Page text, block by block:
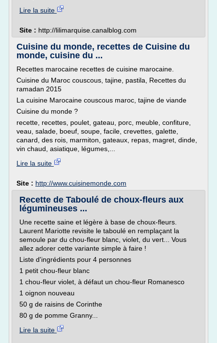
Lire la suite
Site : http://lilimarquise.canalblog.com
Cuisine du monde, recettes de Cuisine du
monde, cuisine du ...
Recettes marocaine recettes de cuisine marocaine.
Cuisine du Maroc couscous, tajine, pastila, Recettes du
ramadan 2015
La cuisine Marocaine couscous maroc, tajine de viande
Cuisine du monde ?
recette, recettes, poulet, gateau, porc, meuble, confiture,
veau, salade, boeuf, soupe, facile, crevettes, galette,
canard, des rois, marmiton, gateaux, repas, magret, dinde,
vin chaud, asiatique, légumes,...
Lire la suite
Site : http://www.cuisinemonde.com
Recette de Taboulé de choux-fleurs aux
légumineuses ...
Une recette saine et légère à base de choux-fleurs.
Laurent Mariotte revisite le taboulé en remplaçant la
semoule par du chou-fleur blanc, violet, du vert... Vous
allez adorer cette variante simple à faire !
Liste d'ingrédients pour 4 personnes
1 petit chou-fleur blanc
1 chou-fleur violet, à défaut un chou-fleur Romanesco
1 oignon nouveau
50 g de raisins de Corinthe
80 g de pomme Granny...
Lire la suite